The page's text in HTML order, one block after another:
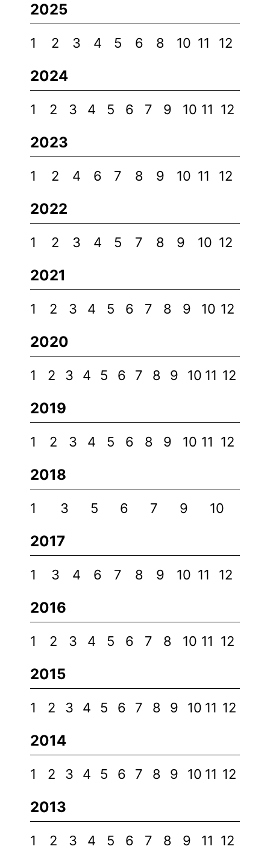
2025
1 2 3 4 5 6 8 10 11 12
2024
1 2 3 4 5 6 7 9 10 11 12
2023
1 2 4 6 7 8 9 10 11 12
2022
1 2 3 4 5 7 8 9 10 12
2021
1 2 3 4 5 6 7 8 9 10 12
2020
1 2 3 4 5 6 7 8 9 10 11 12
2019
1 2 3 4 5 6 8 9 10 11 12
2018
1 3 5 6 7 9 10
2017
1 3 4 6 7 8 9 10 11 12
2016
1 2 3 4 5 6 7 8 10 11 12
2015
1 2 3 4 5 6 7 8 9 10 11 12
2014
1 2 3 4 5 6 7 8 9 10 11 12
2013
1 2 3 4 5 6 7 8 9 11 12